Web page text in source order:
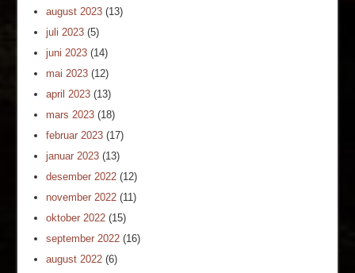
august 2023 (13)
juli 2023 (5)
juni 2023 (14)
mai 2023 (12)
april 2023 (13)
mars 2023 (18)
februar 2023 (17)
januar 2023 (13)
desember 2022 (12)
november 2022 (11)
oktober 2022 (15)
september 2022 (16)
august 2022 (6)